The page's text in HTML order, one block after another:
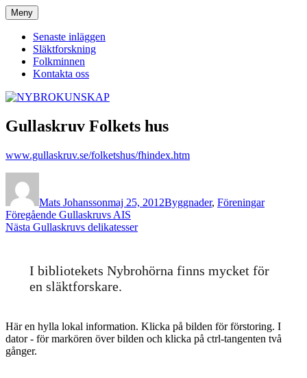
Hoppa
till
innehåll
NYBROKUNSKAP
Meny
Senaste inläggen
Släktforskning
Folkminnen
Kontakta oss
Gullaskruv Folkets hus
www.gullaskruv.se/folketshus/fhindex.htm
Mats Johanssonmaj 25, 2012Byggnader, Föreningar
Inläggsnavigering
Föregående Föregående
inlägg:
Gullaskruvs AIS
Nästa Nästa
Gullaskruvs delikatesser
I bibliotekets Nybrohörna finns mycket för
en släktforskare.
Här en hylla lokal information. Klicka på bilden för förstoring. I
dator - för markören över bilden och klicka på ctrl-tangenten två
gånger.